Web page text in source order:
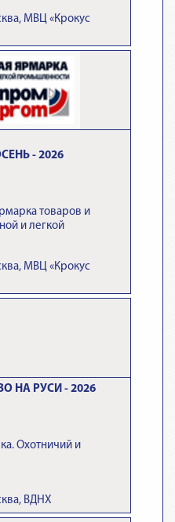
МВЦ «Крокус
- 2026
товаров и
и легкой
МВЦ «Крокус
НА РУСИ - 2026
Охотничий и
ВДНХ